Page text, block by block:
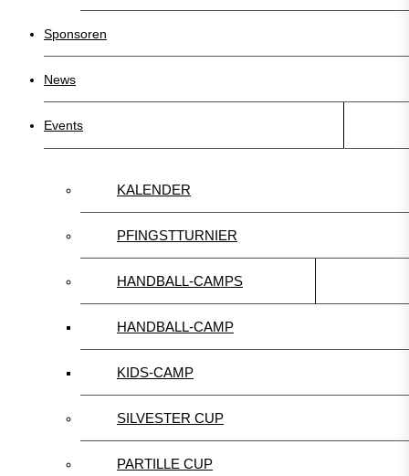
Sponsoren
News
Events
KALENDER
PFINGSTTURNIER
HANDBALL-CAMPS
HANDBALL-CAMP
KIDS-CAMP
SILVESTER CUP
PARTILLE CUP